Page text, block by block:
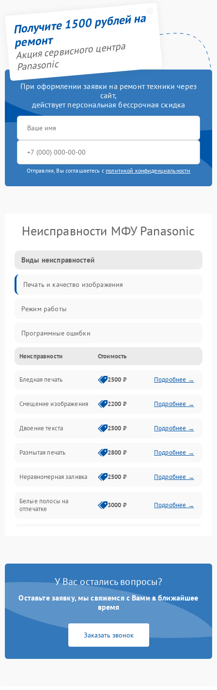
Получите 1500 рублей на
ремонт
Акция сервисного центра
Panasonic
При оформлении заявки на ремонт техники через
сайт,
действует персональная бессрочная скидка
Отправляя, Вы соглашаетесь с политикой конфиденциальности
Неисправности МФУ Panasonic
Виды неисправностей
Печать и качество изображения
Режим работы
Программные ошибки
Картриджи и расходники
Сканер и копирование
Механика и узлы
Программные сбои
Подключение и интерфейсы
Дисплей и органы управления
Изображение
Неисправности Стоимость
Бледная печать 2500 ₽ Подробнее →
Смещение изображения 2200 ₽ Подробнее →
Двоение текста 2500 ₽ Подробнее →
Размытая печать 2800 ₽ Подробнее →
Неравномерная заливка 2500 ₽ Подробнее →
Белые полосы на
отпечатке
3000 ₽ Подробнее →
У Вас остались вопросы?
Оставьте заявку, мы свяжемся с Вами в ближайшее
время
Заказать звонок